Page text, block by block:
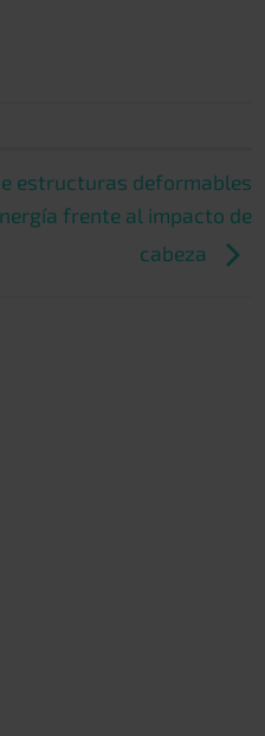
estructuras deformables
frente al impacto de
cabeza